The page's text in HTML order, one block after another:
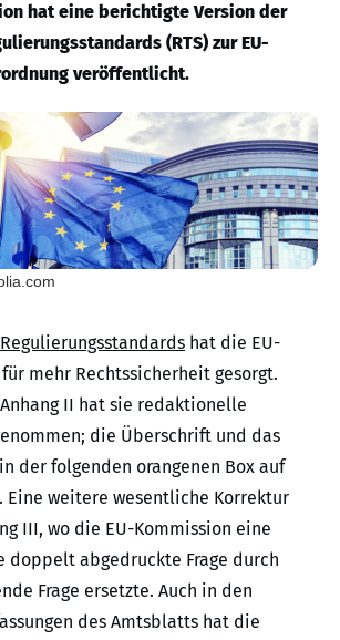
hat eine berichtigte Version der
(RTS) zur EU-
veröffentlicht.
hat die EU-
mehr Rechtssicherheit gesorgt.
II hat sie redaktionelle
die Überschrift und das
der folgenden orangenen Box auf
Eine weitere wesentliche Korrektur
III, wo die EU-Kommission eine
doppelt abgedruckte Frage durch
Frage ersetzte. Auch in den
des Amtsblatts hat die